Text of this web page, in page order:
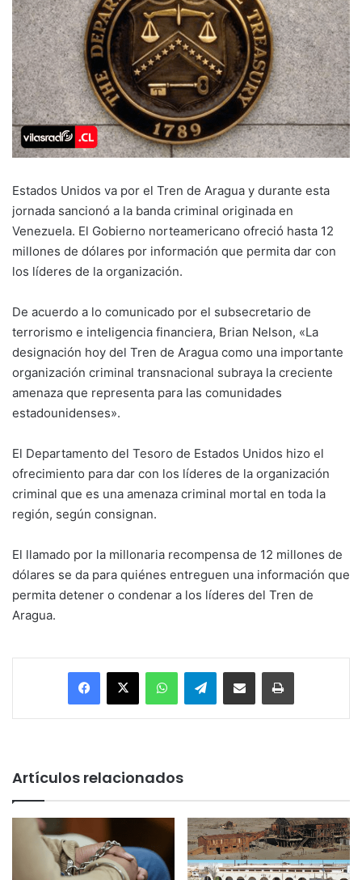
Estados Unidos va por el Tren de Aragua y durante esta
jornada sancionó a la banda criminal originada en
Venezuela. El Gobierno norteamericano ofreció hasta 12
millones de dólares por información que permita dar con
los líderes de la organización.
De acuerdo a lo comunicado por el subsecretario de
terrorismo e inteligencia financiera, Brian Nelson, «La
designación hoy del Tren de Aragua como una importante
organización criminal transnacional subraya la creciente
amenaza que representa para las comunidades
estadounidenses».
El Departamento del Tesoro de Estados Unidos hizo el
ofrecimiento para dar con los líderes de la organización
criminal que es una amenaza criminal mortal en toda la
región, según consignan.
El llamado por la millonaria recompensa de 12 millones de
dólares se da para quiénes entreguen una información que
permita detener o condenar a los líderes del Tren de
Aragua.
Facebook
X WhatsAppTelegramEnviar vía email Imprimir
Artículos relacionados